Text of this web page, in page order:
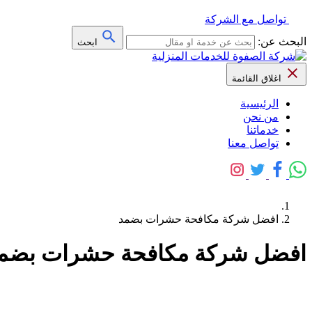
تواصل مع الشركة
البحث عن:
ابحث
اغلاق القائمة
الرئيسية
من نحن
خدماتنا
تواصل معنا
افضل شركة مكافحة حشرات بضمد
افضل شركة مكافحة حشرات